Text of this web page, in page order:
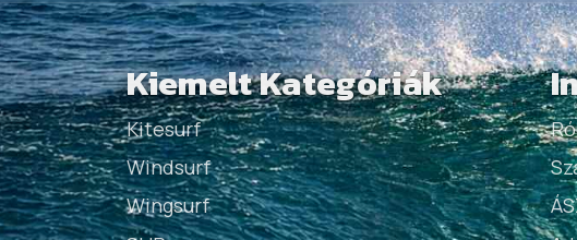
Kiemelt Kategóriák
Kitesurf
Windsurf
Wingsurf